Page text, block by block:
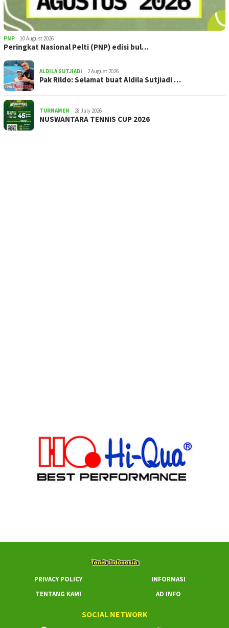
PNP 10 August 2026
Peringkat Nasional Pelti (PNP) edisi bul…
ALDILA SUTJIADI 2 August 2026
Pak Rildo: Selamat buat Aldila Sutjiadi …
TURNAMEN 28 July 2026
NUSWANTARA TENNIS CUP 2026
PRIVACY POLICY
INFORMASI
TENTANG KAMI
AD INFO
SOCIAL NETWORK